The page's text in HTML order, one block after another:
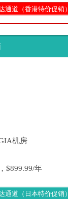
通道（香港特价促销）
机房
$899.99/年
通道（日本特价促销）